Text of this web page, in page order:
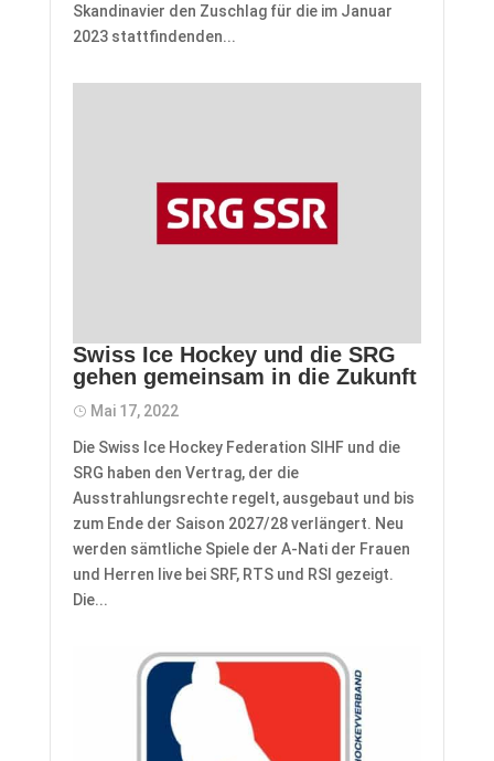
Skandinavier den Zuschlag für die im Januar
2023 stattfindenden...
Swiss Ice Hockey und die SRG
gehen gemeinsam in die Zukunft
Mai 17, 2022
Die Swiss Ice Hockey Federation SIHF und die
SRG haben den Vertrag, der die
Ausstrahlungsrechte regelt, ausgebaut und bis
zum Ende der Saison 2027/28 verlängert. Neu
werden sämtliche Spiele der A-Nati der Frauen
und Herren live bei SRF, RTS und RSI gezeigt.
Die...